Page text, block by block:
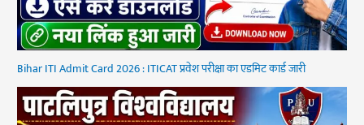
Bihar ITI Admit Card 2026 : ITICAT प्रवेश परीक्षा का एडमिट कार्ड जारी